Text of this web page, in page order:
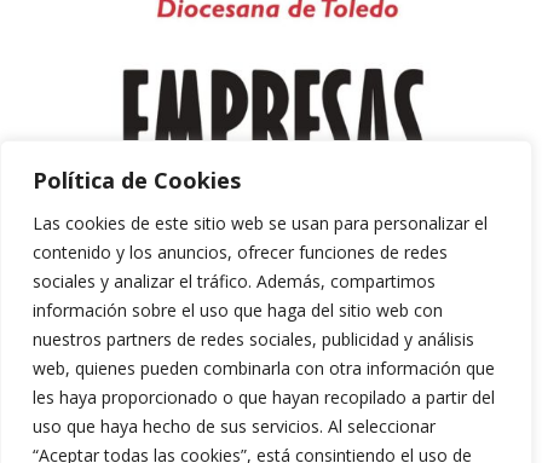
Política de Cookies
Las cookies de este sitio web se usan para personalizar el
contenido y los anuncios, ofrecer funciones de redes
sociales y analizar el tráfico. Además, compartimos
información sobre el uso que haga del sitio web con
nuestros partners de redes sociales, publicidad y análisis
web, quienes pueden combinarla con otra información que
les haya proporcionado o que hayan recopilado a partir del
uso que haya hecho de sus servicios. Al seleccionar
“Aceptar todas las cookies”, está consintiendo el uso de